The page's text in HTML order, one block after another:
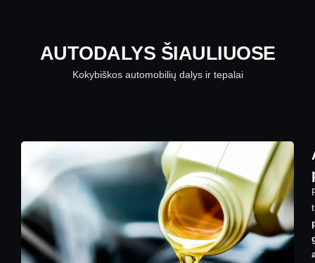
AUTODALYS ŠIAULIUOSE
Kokybiškos automobilių dalys ir tepalai